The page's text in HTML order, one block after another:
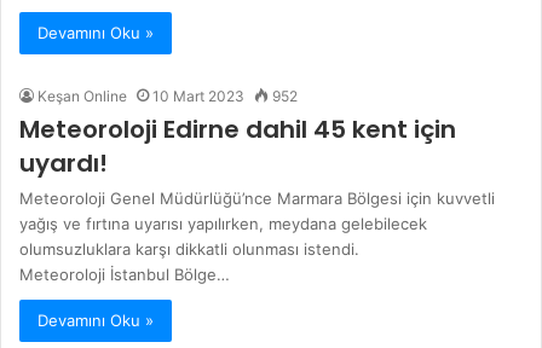
Devamını Oku »
Keşan Online 10 Mart 2023 952
Meteoroloji Edirne dahil 45 kent için
uyardı!
Meteoroloji Genel Müdürlüğü’nce Marmara Bölgesi için kuvvetli
yağış ve fırtına uyarısı yapılırken, meydana gelebilecek
olumsuzluklara karşı dikkatli olunması istendi.
Meteoroloji İstanbul Bölge…
Devamını Oku »